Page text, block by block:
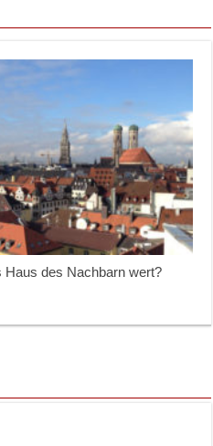
Haus des Nachbarn wert?